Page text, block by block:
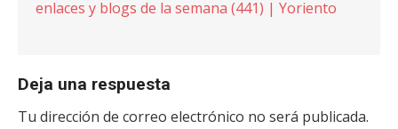
enlaces y blogs de la semana (441) | Yoriento
Deja una respuesta
Tu dirección de correo electrónico no será publicada.